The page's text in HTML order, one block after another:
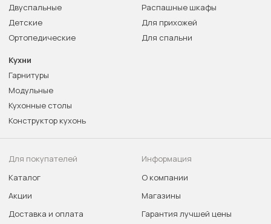
Двуспальные
Детские
Ортопедические
Распашные шкафы
Для прихожей
Для спальни
Кухни
Гарнитуры
Модульные
Кухонные столы
Конструктор кухонь
Для покупателей
Каталог
Акции
Доставка и оплата
Информация
О компании
Магазины
Гарантия лучшей цены